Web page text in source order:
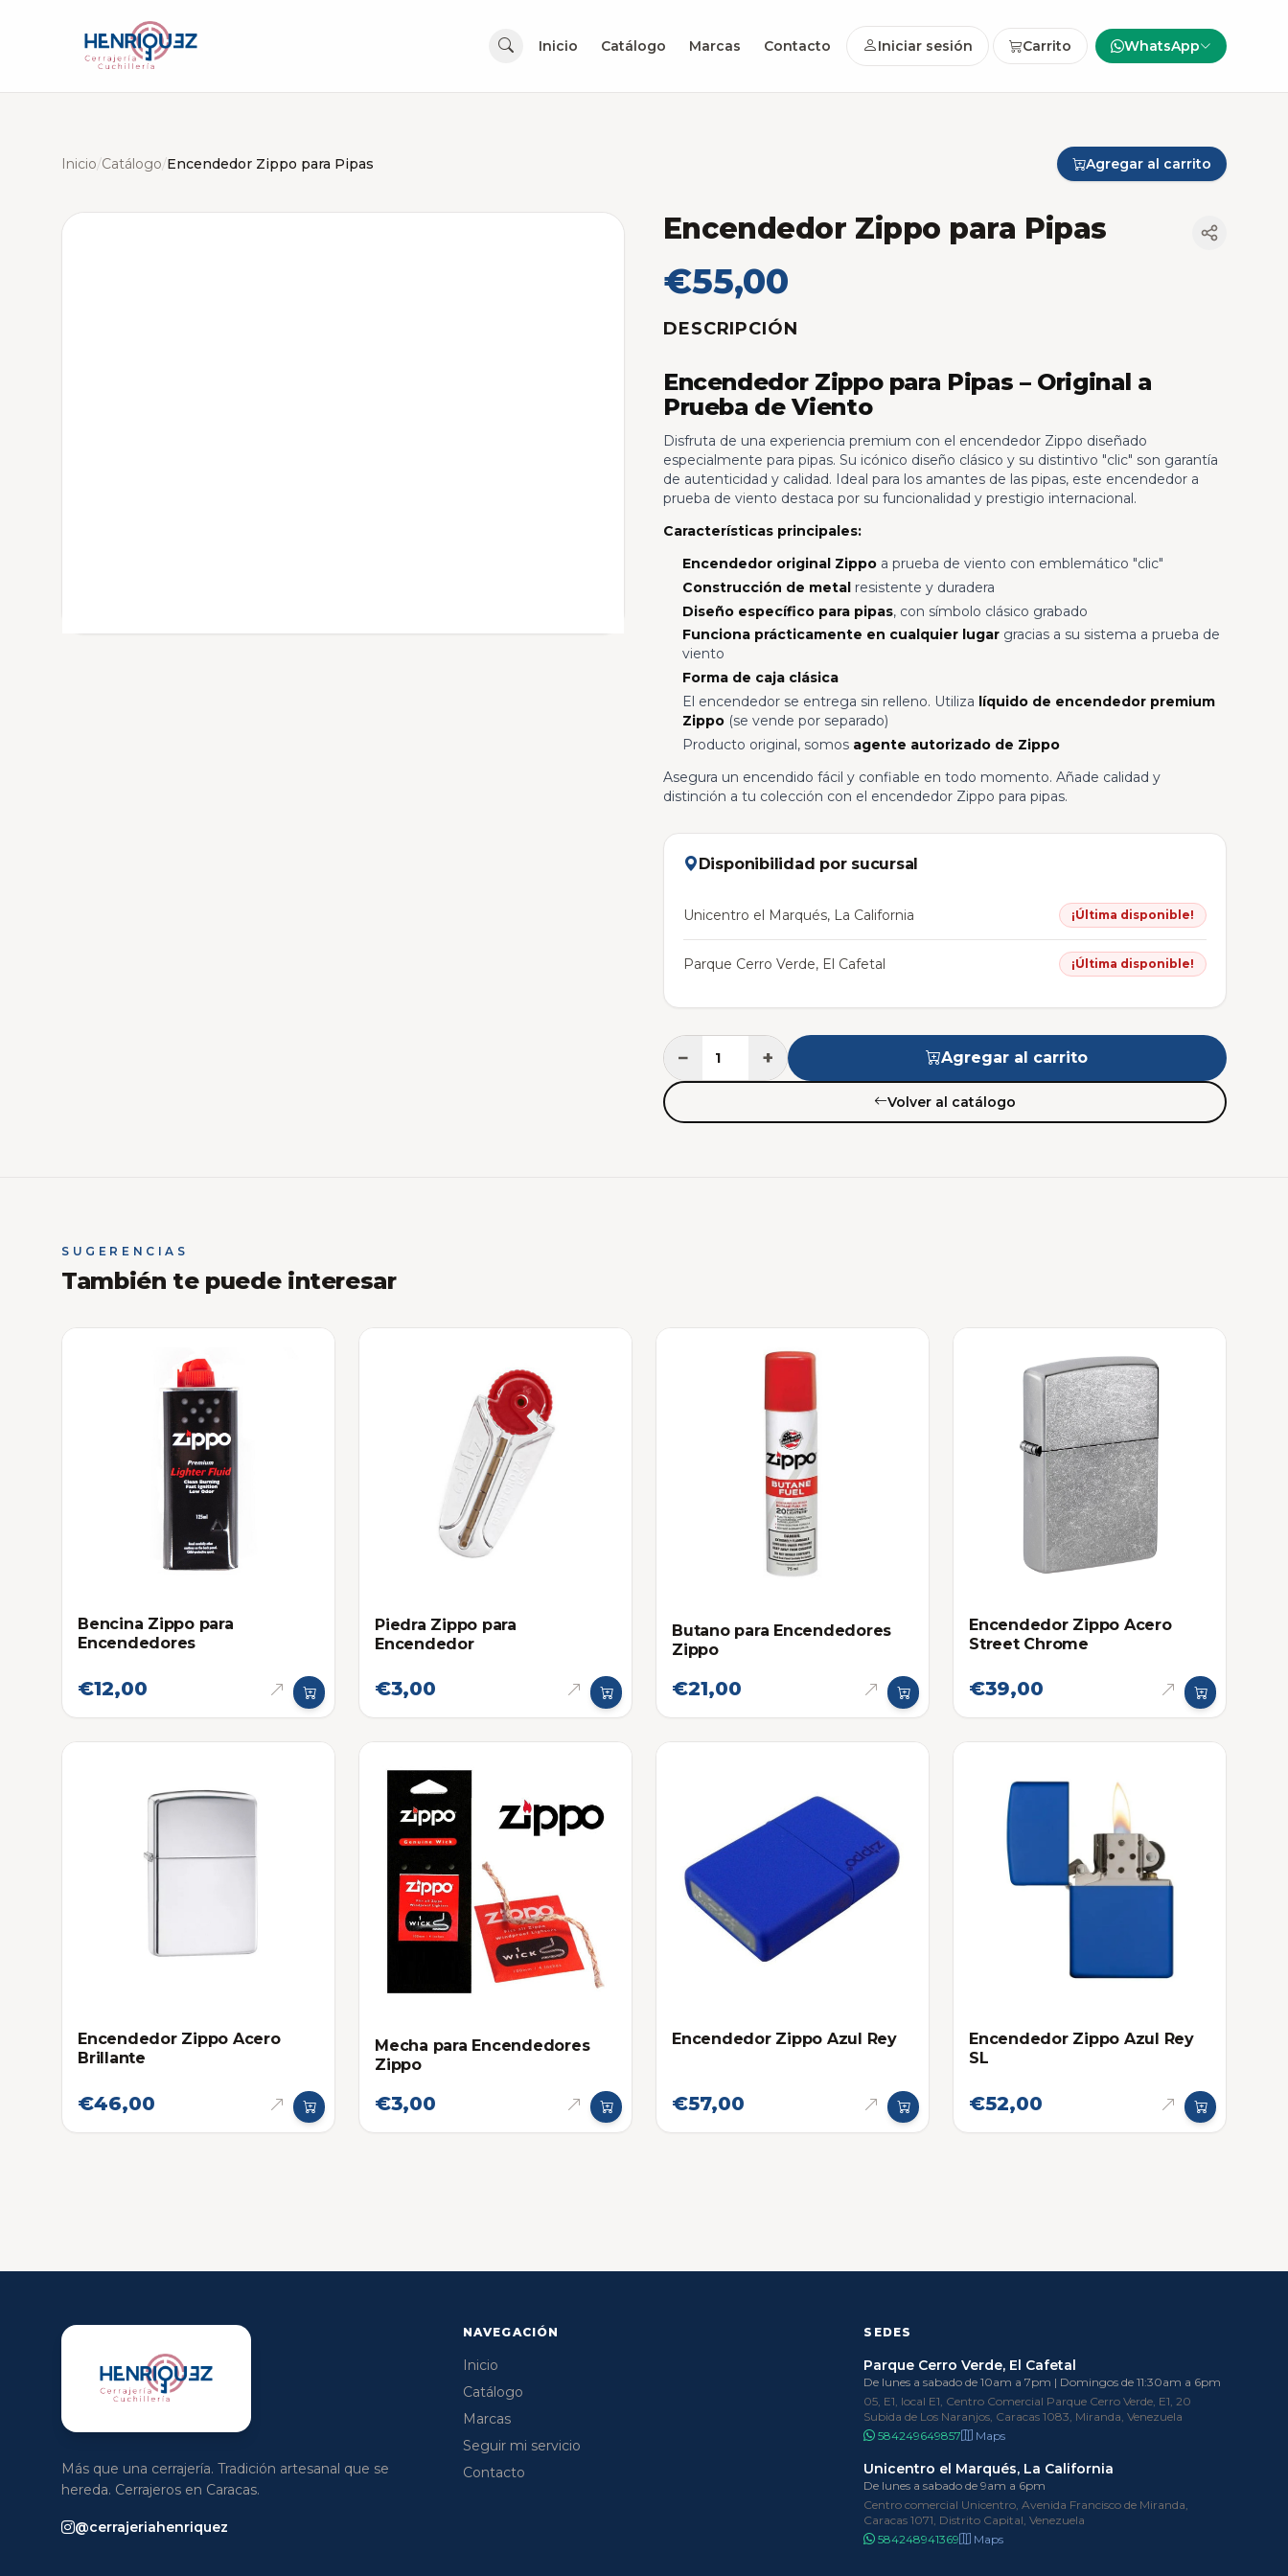
Inicio Catálogo Marcas Contacto Iniciar sesión Carrito WhatsApp
Inicio/Catálogo/Encendedor Zippo para Pipas Agregar al carrito
Encendedor Zippo para Pipas
€55,00
DESCRIPCIÓN
Encendedor Zippo para Pipas – Original a
Prueba de Viento
Disfruta de una experiencia premium con el encendedor Zippo diseñado
especialmente para pipas. Su icónico diseño clásico y su distintivo "clic" son garantía
de autenticidad y calidad. Ideal para los amantes de las pipas, este encendedor a
prueba de viento destaca por su funcionalidad y prestigio internacional.
Características principales:
Encendedor original Zippoa prueba de viento con emblemático "clic"
Construcción de metalresistente y duradera
Diseño específico para pipas, con símbolo clásico grabado
Funciona prácticamente en cualquier lugargracias a su sistema a prueba de
viento
Forma de caja clásica
El encendedor se entrega sin relleno. Utiliza líquido de encendedor premium
Zippo(se vende por separado)
Producto original, somos agente autorizado de Zippo
Asegura un encendido fácil y confiable en todo momento. Añade calidad y
distinción a tu colección con el encendedor Zippo para pipas.
Disponibilidad por sucursal
Unicentro el Marqués, La California ¡Última disponible!
Parque Cerro Verde, El Cafetal ¡Última disponible!
− + Agregar al carrito
Volver al catálogo
SUGERENCIAS
También te puede interesar
Bencina Zippo para
Encendedores
€12,00
Piedra Zippo para
Encendedor
€3,00
Butano para Encendedores
Zippo
€21,00
Encendedor Zippo Acero
Street Chrome
€39,00
Encendedor Zippo Acero
Brillante
€46,00
Mecha para Encendedores
Zippo
€3,00
Encendedor Zippo Azul Rey
€57,00
Encendedor Zippo Azul Rey
SL
€52,00
Más que una cerrajería. Tradición artesanal que se
hereda. Cerrajeros en Caracas.
@cerrajeriahenriquez
NAVEGACIÓN
Inicio
Catálogo
Marcas
Seguir mi servicio
Contacto
SEDES
Parque Cerro Verde, El Cafetal
De lunes a sabado de 10am a 7pm | Domingos de 11:30am a 6pm
05, E1, local E1, Centro Comercial Parque Cerro Verde, E1, 20
Subida de Los Naranjos, Caracas 1083, Miranda, Venezuela
584249649857
Maps
Unicentro el Marqués, La California
De lunes a sabado de 9am a 6pm
Centro comercial Unicentro, Avenida Francisco de Miranda,
Caracas 1071, Distrito Capital, Venezuela
584248941369
Maps